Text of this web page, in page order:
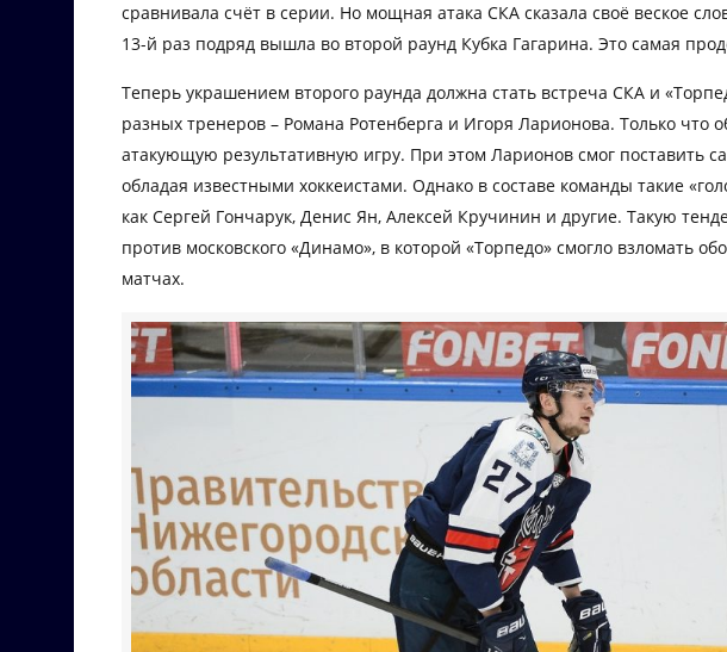
сравнивала счёт в серии. Но мощная атака СКА сказала своё веское
13-й раз подряд вышла во второй раунд Кубка Гагарина. Это самая
Теперь украшением второго раунда должна стать встреча СКА и
разных тренеров – Романа Ротенберга и Игоря Ларионова. Только что
атакующую результативную игру. При этом Ларионов смог поставить
обладая известными хоккеистами. Однако в составе команды такие
как Сергей Гончарук, Денис Ян, Алексей Кручинин и другие. Такую
против московского «Динамо», в которой «Торпедо» смогло взломать
матчах.